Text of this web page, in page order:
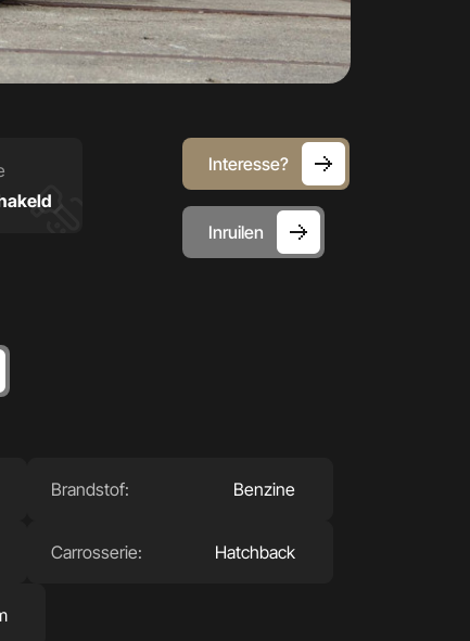
Interesse?
Inruilen
Brandstof: Benzine
Carrosserie: Hatchback